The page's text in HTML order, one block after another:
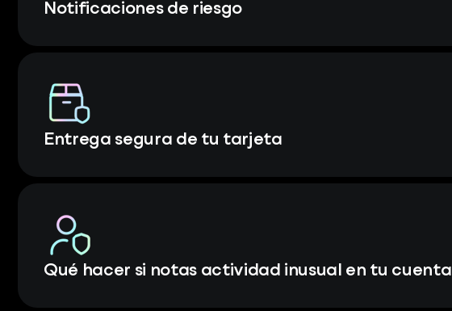
Notificaciones de riesgo
Entrega segura de tu tarjeta
Qué hacer si notas actividad inusual en tu cuenta